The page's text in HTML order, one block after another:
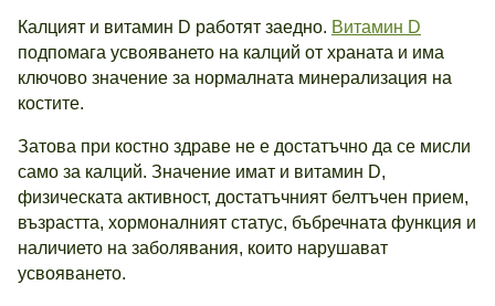
Калцият и витамин D работят заедно. Витамин D
подпомага усвояването на калций от храната и има
ключово значение за нормалната минерализация на
костите.
Затова при костно здраве не е достатъчно да се мисли
само за калций. Значение имат и витамин D,
физическата активност, достатъчният белтъчен прием,
възрастта, хормоналният статус, бъбречната функция и
наличието на заболявания, които нарушават
усвояването.